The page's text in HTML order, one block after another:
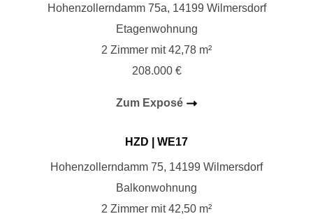
Hohenzollerndamm 75a, 14199 Wilmersdorf
Etagenwohnung
2 Zimmer mit 42,78 m²
208.000 €
Zum Exposé
HZD | WE17
Hohenzollerndamm 75, 14199 Wilmersdorf
Balkonwohnung
2 Zimmer mit 42,50 m²